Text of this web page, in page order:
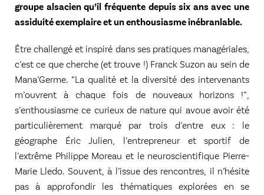
groupe alsacien qu’il fréquente depuis six ans avec une
assiduité exemplaire et un enthousiasme inébranlable.
Être challengé et inspiré dans ses pratiques managériales,
c’est ce que cherche (et trouve !) Franck Suzon au sein de
Mana’Germe. “La qualité et la diversité des intervenants
m’ouvrent à chaque fois de nouveaux horizons !”,
s’enthousiasme ce curieux de nature qui avoue avoir été
particulièrement marqué par trois d’entre eux : le
géographe Éric Julien, l’entrepreneur et sportif de
l’extrême Philippe Moreau et le neuroscientifique Pierre-
Marie Lledo. Souvent, à l’issue des rencontres, il n’hésite
pas à approfondir les thématiques explorées en se